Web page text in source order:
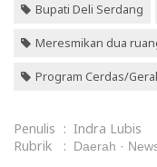
Bupati Deli Serdang
Meresmikan dua
Program Cerdas/
Penulis : Indra Lubis
Rubrik
: Daerah